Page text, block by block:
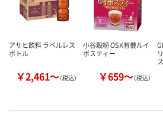
アサヒ飲料 ラベルレス
ボトル
￥2,461～（税込）
小谷穀紛 OSK有機ルイ
ボスティー
￥659～（税込）